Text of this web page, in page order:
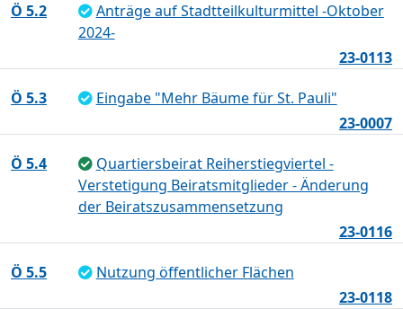
Ö 5.2
Anträge auf Stadtteilkulturmittel -Oktober
2024-
23-0113
Ö 5.3
Eingabe "Mehr Bäume für St. Pauli"
23-0007
Ö 5.4
Quartiersbeirat Reiherstiegviertel -
Verstetigung Beiratsmitglieder - Änderung
der Beiratszusammensetzung
23-0116
Ö 5.5
Nutzung öffentlicher Flächen
23-0118